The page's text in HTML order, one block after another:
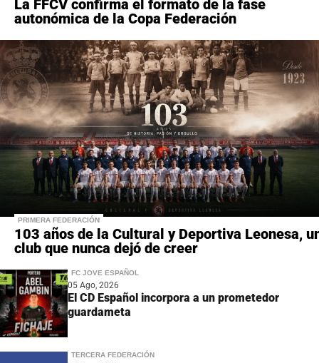
La FFCV confirma el formato de la fase
autonómica de la Copa Federación
PRIMERA FEDERACIÓN
103 años de la Cultural y Deportiva Leonesa,
club que nunca dejó de creer
FC JOVE ESPAÑOL
05 Ago, 2026
El CD Español incorpora a un prometedor
guardameta
TERCERA FEDERACIÓN